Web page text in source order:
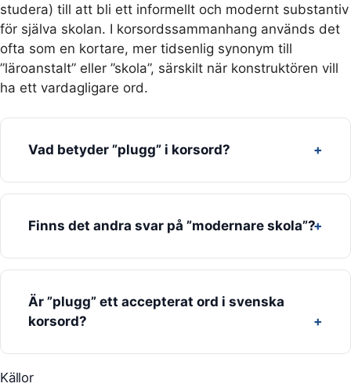
studera) till att bli ett informellt och modernt substantiv
för själva skolan. I korsordssammanhang används det
ofta som en kortare, mer tidsenlig synonym till
”läroanstalt” eller ”skola”, särskilt när konstruktören vill
ha ett vardagligare ord.
Vad betyder ”plugg” i korsord?
Finns det andra svar på ”modernare skola”?
Är ”plugg” ett accepterat ord i svenska
korsord?
Källor